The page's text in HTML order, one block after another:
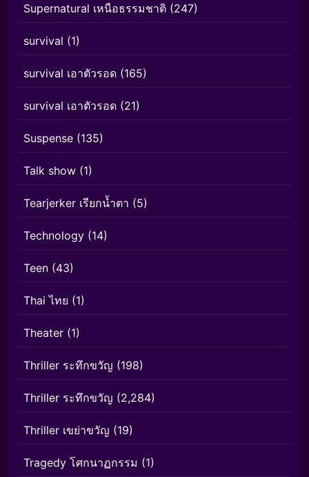
Supernatural เหนือธรรมชาติ (247)
survival (1)
survival เอาตัวรอด (165)
survival เอาตัวรอด (21)
Suspense (135)
Talk show (1)
Tearjerker เรียกน้ำตา (5)
Technology (14)
Teen (43)
Thai ไทย (1)
Theater (1)
Thriller ระทึกขวัญ (198)
Thriller ระทึกขวัญ (2,284)
Thriller เขย่าขวัญ (19)
Tragedy โศกนาฏกรรม (1)